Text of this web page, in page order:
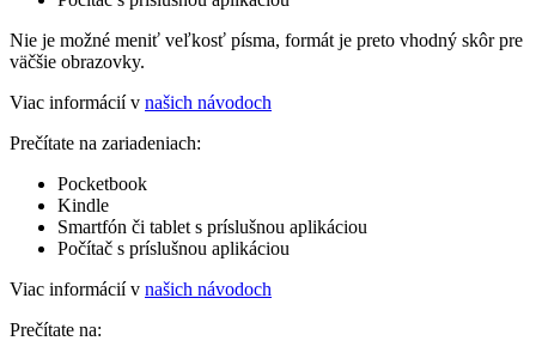
Nie je možné meniť veľkosť písma, formát je preto vhodný skôr pre
väčšie obrazovky.
Viac informácií v našich návodoch
Prečítate na zariadeniach:
Pocketbook
Kindle
Smartfón či tablet s príslušnou aplikáciou
Počítač s príslušnou aplikáciou
Viac informácií v našich návodoch
Prečítate na: